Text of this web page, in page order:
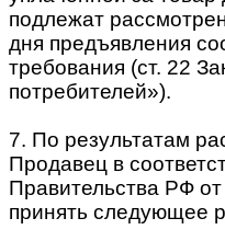
подлежат
дня предъявления
требования (ст. 22
потребителей»).
7. По результатам
Продавец в
Правительства РФ
принять следующее